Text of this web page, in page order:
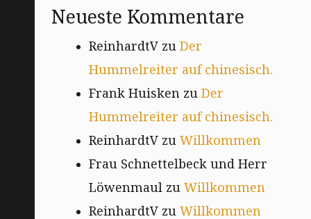
Neueste Kommentare
ReinhardtVzu Der
Hummelreiter auf chinesisch.
Frank Huisken zu Der
Hummelreiter auf chinesisch.
ReinhardtVzu Willkommen
Frau Schnettelbeck und Herr
Löwenmaul zu Willkommen
ReinhardtVzu Willkommen